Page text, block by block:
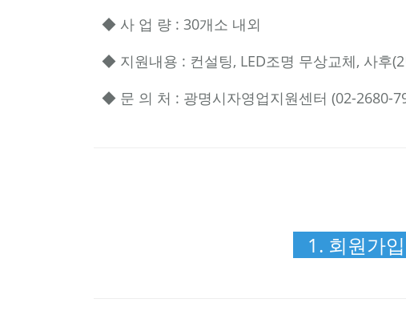
◆ 사 업 량 : 30개소 내외
◆ 지원내용 : 컨설팅, LED조명 무상교체, 사후
◆ 문 의 처 : 광명시자영업지원센터 (02-2680-
1. 회원가